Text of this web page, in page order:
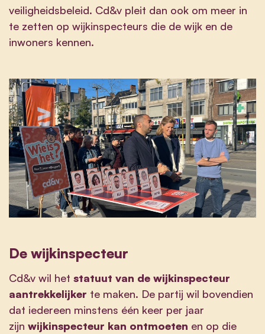
veiligheidsbeleid. Cd&v pleit dan ook om meer in
te zetten op wijkinspecteurs die de wijk en de
inwoners kennen.
De wijkinspecteur
Cd&v wil het statuut van de wijkinspecteur
aantrekkelijker te maken. De partij wil bovendien
dat iedereen minstens één keer per jaar
zijn wijkinspecteur kan ontmoeten en op die